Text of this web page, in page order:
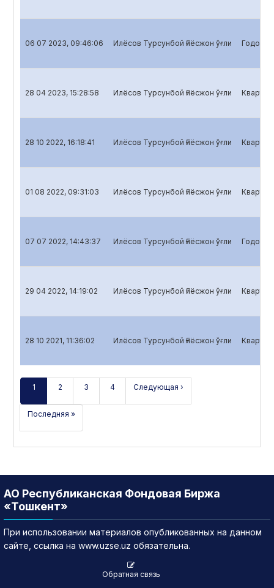
06 07 2023, 09:46:06 Илёсов Турсунбой Ғиёсжон ўғли
28 04 2023, 15:28:58 Илёсов Турсунбой Ғиёсжон ўғли
28 10 2022, 16:18:41 Илёсов Турсунбой Ғиёсжон ўғли
01 08 2022, 09:31:03 Илёсов Турсунбой Ғиёсжон ўғли
07 07 2022, 14:43:37 Илёсов Турсунбой Ғиёсжон ўғли
29 04 2022, 14:19:02 Илёсов Турсунбой Ғиёсжон ўғли
28 10 2021, 11:36:02 Илёсов Турсунбой Ғиёсжон ўғли
1 2 3 4 Следующая ›
Последняя »
АО Республиканская Фондовая Биржа
«Тошкент»
При использовании материалов опубликованных на данном
сайте, ссылка на www.uzse.uz обязательна.
Обратная связь